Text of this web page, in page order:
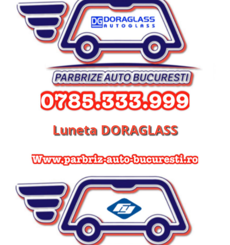
Luneta DORAGLASS